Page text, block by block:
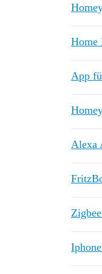
Home
App
Alexa